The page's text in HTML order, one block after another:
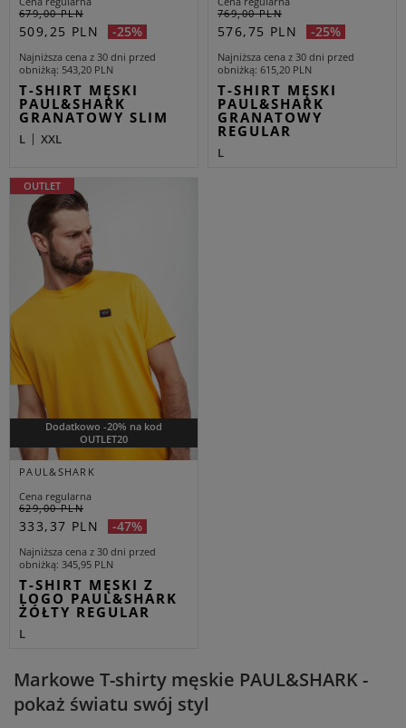
679,00 PLN
509,25 PLN -25%
Najniższa cena z 30 dni przed
obniżką 543,20 PLN
T-SHIRT MĘSKI
PAUL&SHARK
GRANATOWY SLIM
L XXL
769,00 PLN
576,75 PLN -25%
Najniższa cena z 30 dni przed
obniżką 615,20 PLN
T-SHIRT MĘSKI
PAUL&SHARK
GRANATOWY
REGULAR
L
Dodatkowo -20% na kod
OUTLET20
OUTLET
PAUL&SHARK
Cena regularna
629,00 PLN
333,37 PLN -47%
Najniższa cena z 30 dni przed
obniżką 345,95 PLN
T-SHIRT MĘSKI Z
LOGO PAUL&SHARK
ŻÓŁTY REGULAR
L
Markowe T-shirty męskie PAUL&SHARK -
pokaż światu swój styl